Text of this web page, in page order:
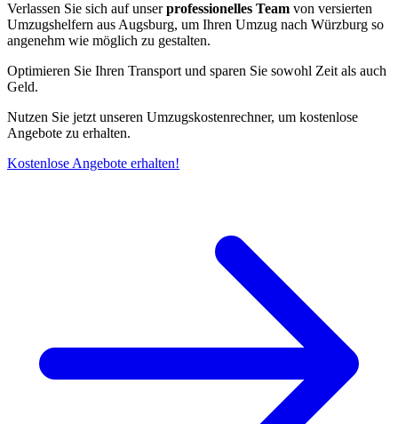
Verlassen Sie sich auf unserprofessionelles Team von versierten
Umzugshelfern aus Augsburg, um Ihren Umzug nach Würzburg so
angenehm wie möglich zu gestalten.
Optimieren Sie Ihren Transport und sparen Sie sowohl Zeit als auch
Geld.
Nutzen Sie jetzt unseren Umzugskostenrechner, um kostenlose
Angebote zu erhalten.
Kostenlose Angebote erhalten!